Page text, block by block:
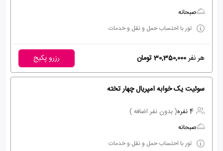
صبحانه
تور با احتساب حمل و نقل و خدمات
هر نفر30,350,000 تومان رزرو پکیج
سوئیت یک خوابه امپریال چهار تخته
4 نفره
( بدون نفر اضافه )
صبحانه
تور با احتساب حمل و نقل و خدمات